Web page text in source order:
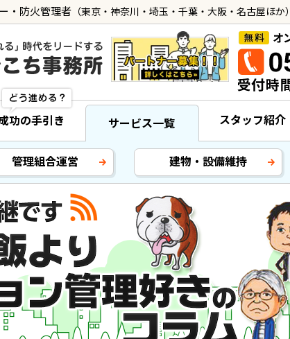
・防火管理者 （東京・神奈川・埼玉・千葉・大阪・名古屋ほか）
功の手引き サービス一覧 スタッフ紹介
管理組合運営 建物・設備維持
»